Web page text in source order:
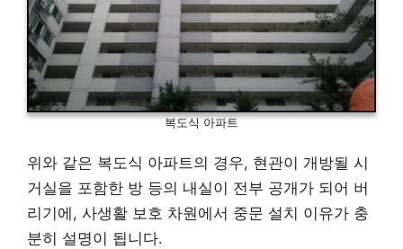
복도식 아파트
위와 같은 복도식 아파트의 경우, 현관이 개방될 시
거실을 포함한 방 등의 내실이 전부 공개가 되어 버
리기에, 사생활 보호 차원에서 중문 설치 이유가 충
분히 설명이 됩니다.